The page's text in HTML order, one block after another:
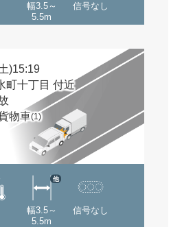
幅3.5～
5.5m
信号なし
)15:19
町十丁目 付近
物車(1)
幅3.5～
5.5m
他
信号なし